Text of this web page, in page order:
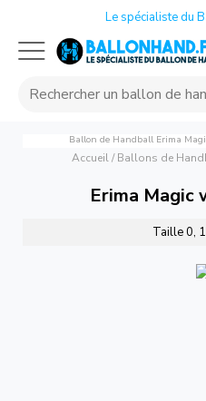
Le spécialiste du
Ballon de Handball Erima
Accueil/ Ballons de
Erima Magic
Taille 0,